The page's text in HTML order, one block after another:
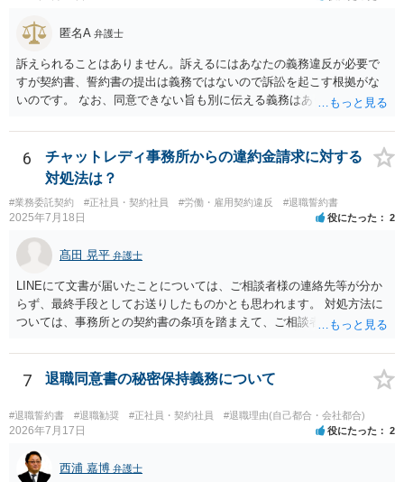
た弁護士に大急ぎで評価してもらい、仮に労働審判に持ち込んだ場合
な資料を提供すれば、①過去のパフォーマンスがかなり悪いので４か
月なら十分、②過去のパフォーマンスに目立った落ち度はないので４
か月は少なすぎる、③過去のパフォーマンスはそれなりに落ち度があ
①ならパッケージ受諾、②ならしっかり交渉、③なら微妙な判断、と
いうところでしょう。
また、賄いが日常的に提供されていた場合、それは福利厚生の一環や
労務提供に付随する便宜と評価されるように思います。
匿名A 弁護士
訴えられることはありません。訴えるにはあなたの義務違反が必要で
すが契約書、誓約書の提出は義務ではないので訴訟を起こす根拠がな
いのです。 なお、同意できない旨も別に伝える義務はありません（伝
ら労基に相談すれば十分と思います。 電話に出ると話の流れで上手く
提出する方向に話をもっていかれるかもしれないので電話も出ないこ
とを勧めます。
6
チャットレディ事務所からの違約金請求に対する
対処法は？
#業務委託契約 #正社員・契約社員 #労働・雇用契約違反 #退職誓約書
2025年7月18日 役にたった 2
髙田 晃平 弁護士
LINEにて文書が届いたことについては、ご相談者様の連絡先等が分か
らず、最終手段としてお送りしたものかとも思われます。 対処方法に
ついては、事務所との契約書の条項を踏まえて、ご相談者様個人で交
ますと、本人での交渉は難儀する可能性があるかと考えられます。 解
決につながるかというところですが、例えば、民事調停で話合いを行
い、調停委員を通じて相手方を説得してもらうという方法も考えられ
ます。
7 退職同意書の秘密保持義務について
#退職誓約書 #退職勧奨 #正社員・契約社員 #退職理由(自己都合・会社都合)
2026年7月17日 役にたった 2
西浦 嘉博 弁護士